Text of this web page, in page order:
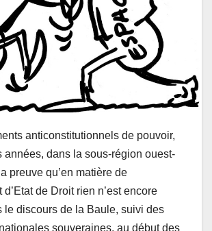
anticonstitutionnels de pouvoir,
années, dans la sous-région ouest-
preuve qu’en matière de
de Droit rien n’est encore
le discours de la Baule, suivi des
souveraines, au début des